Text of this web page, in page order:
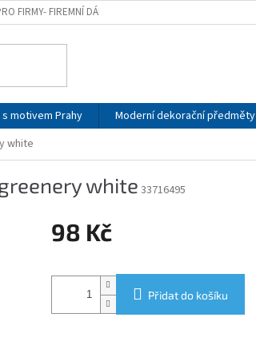
FIRMY- FIREMNÍ DÁRKY
motivem Prahy Moderní dekorační předměty
white
white33716495
98 Kč
cena:
Přidat do košíku